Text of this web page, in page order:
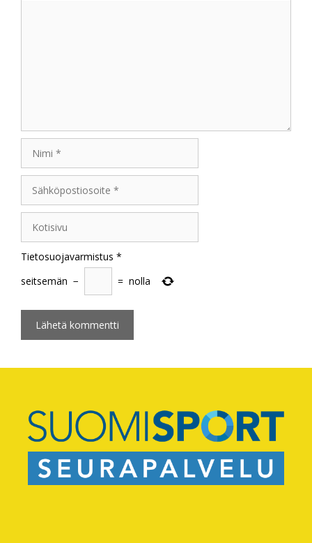
Tietosuojavarmistus *
seitsemän − = nolla